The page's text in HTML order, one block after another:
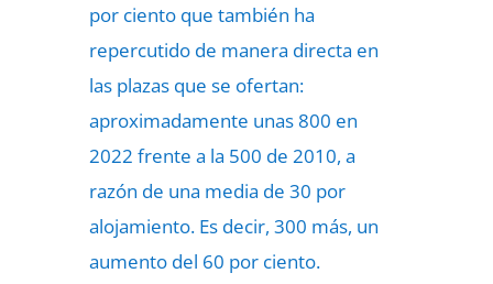
por ciento que también ha
repercutido de manera directa en
las plazas que se ofertan:
aproximadamente unas 800 en
2022 frente a la 500 de 2010, a
razón de una media de 30 por
alojamiento. Es decir, 300 más, un
aumento del 60 por ciento.